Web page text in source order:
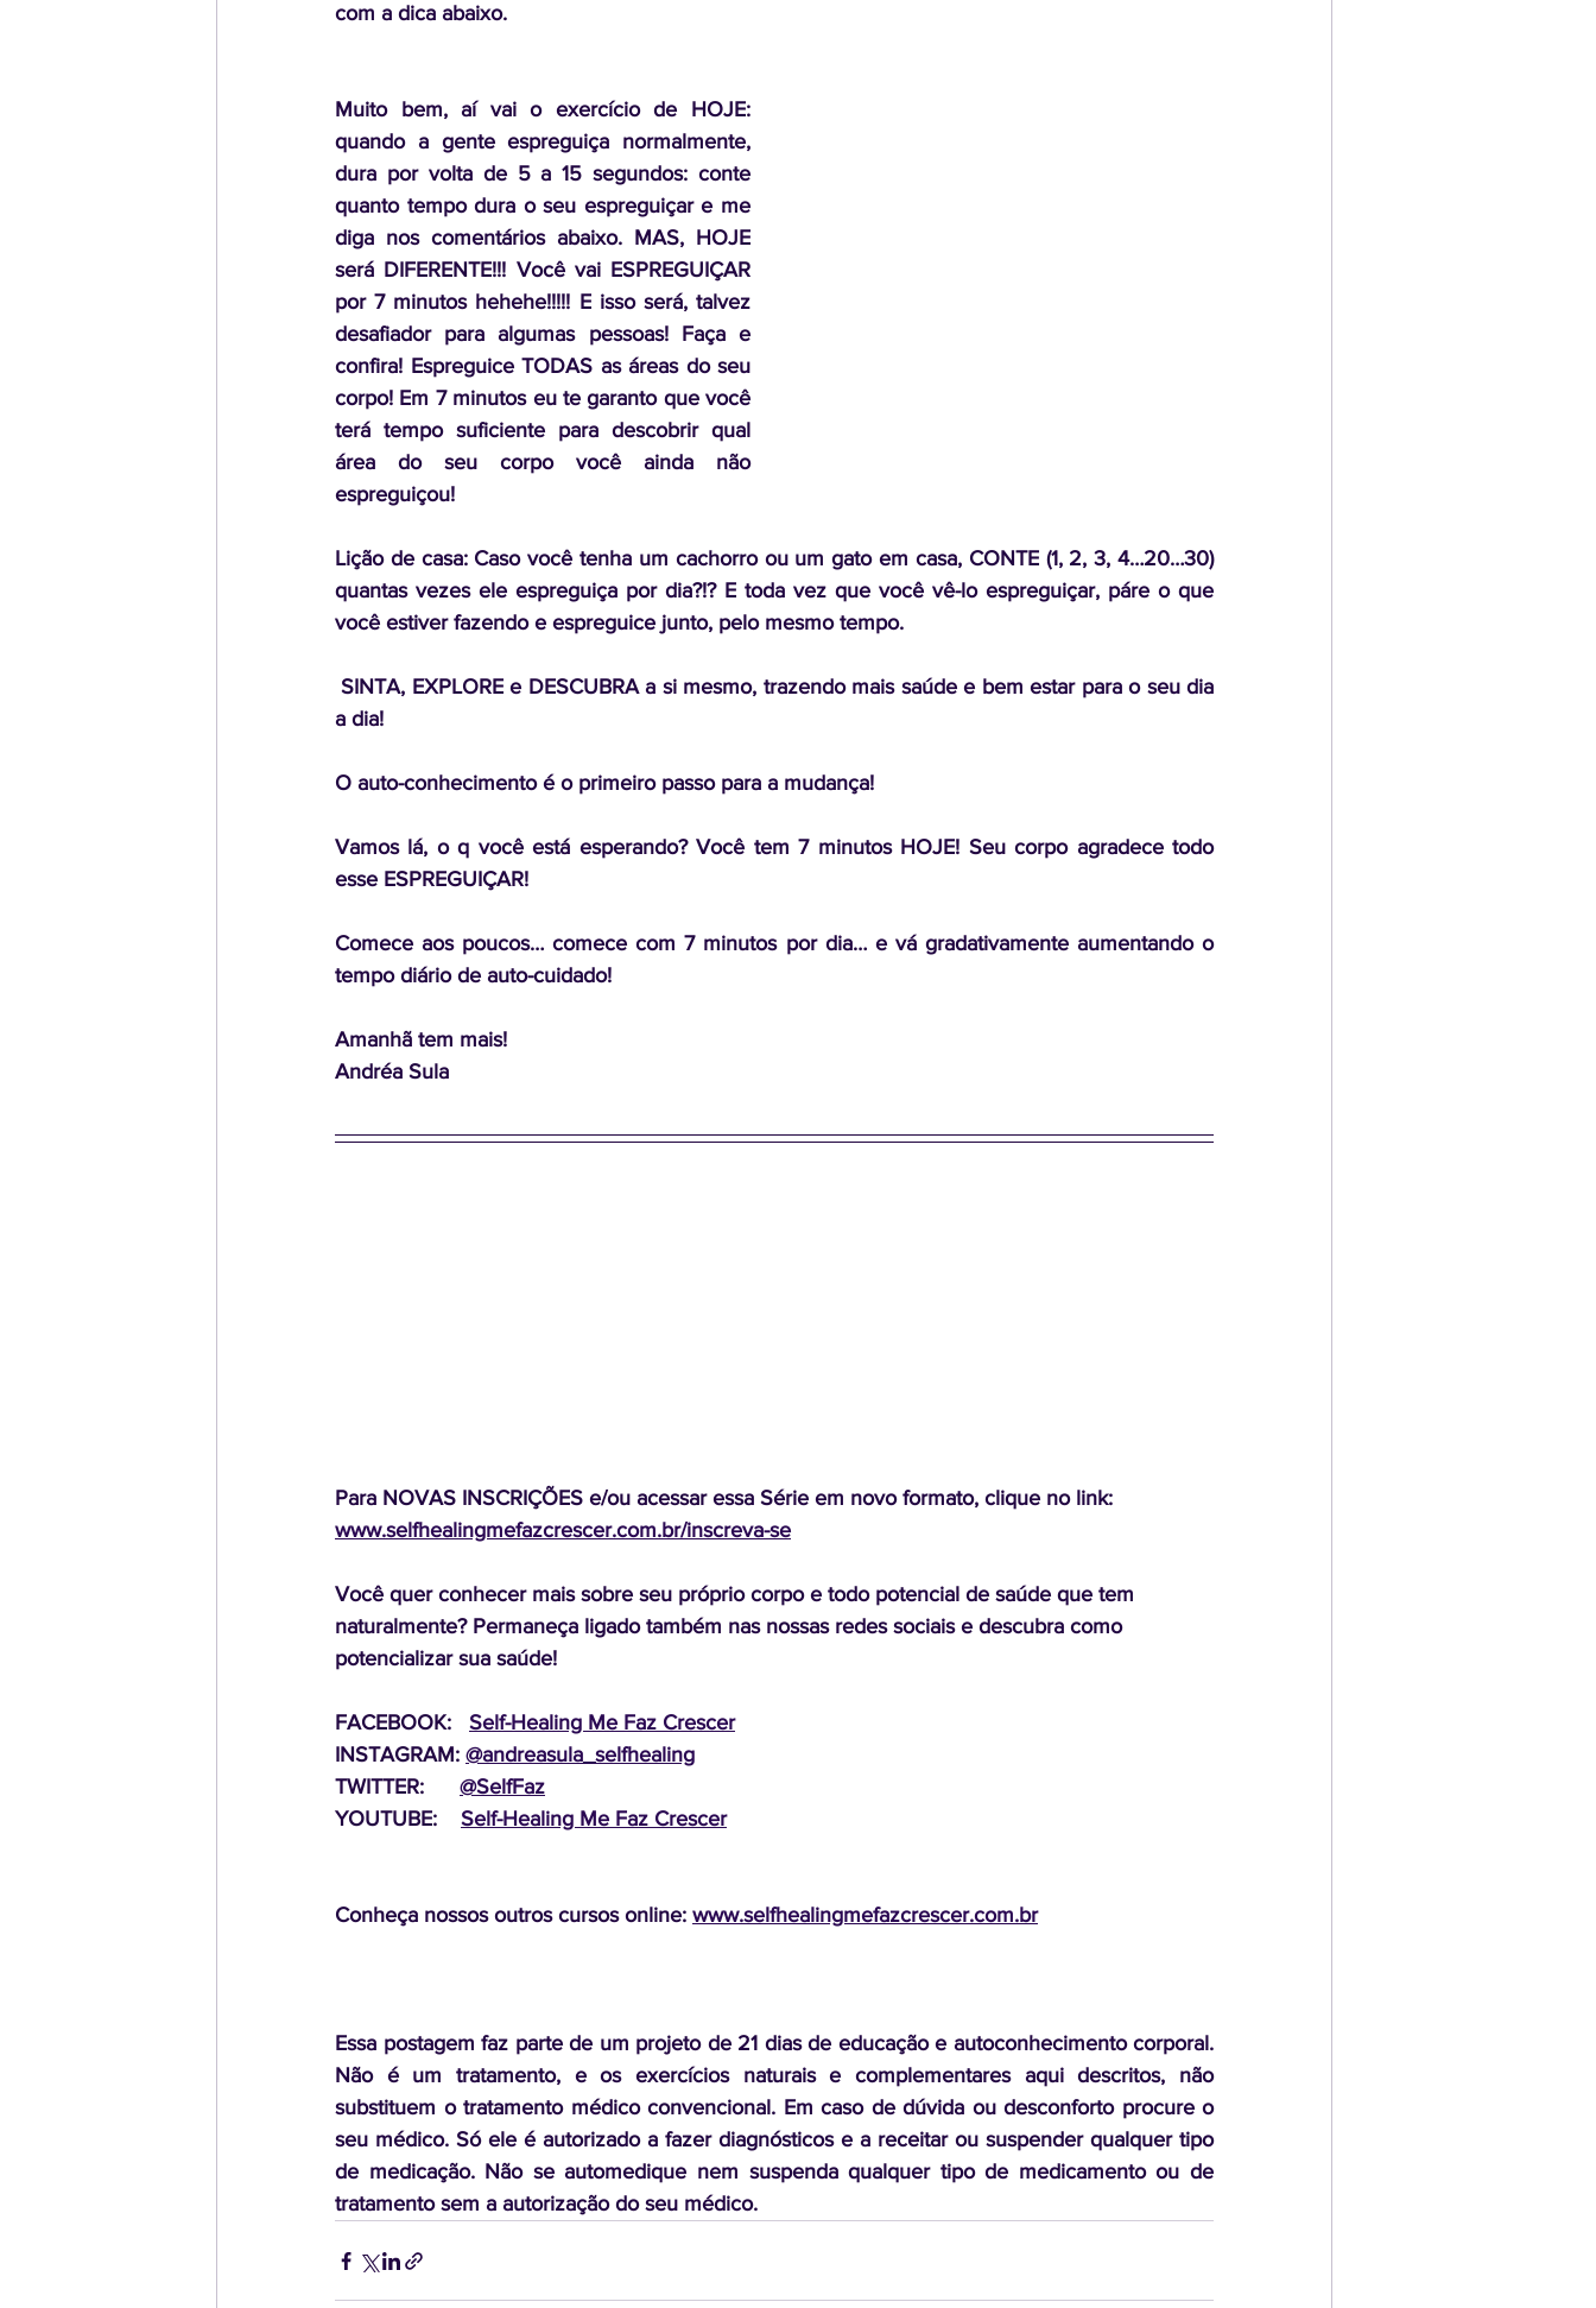
com a dica abaixo.
Muito bem, aí vai o exercício de HOJE:
quando a gente espreguiça normalmente,
dura por volta de 5 a 15 segundos: conte
quanto tempo dura o seu espreguiçar e me
diga nos comentários abaixo. MAS, HOJE
será DIFERENTE!!! Você vai ESPREGUIÇAR
por 7 minutos hehehe!!!!! E isso será, talvez
desafiador para algumas pessoas! Faça e
confira! Espreguice TODAS as áreas do seu
corpo! Em 7 minutos eu te garanto que você
terá tempo suficiente para descobrir qual
área do seu corpo você ainda não
espreguiçou!
Lição de casa: Caso você tenha um cachorro ou um gato em casa, CONTE (1, 2, 3, 4…20…30)
quantas vezes ele espreguiça por dia?!? E toda vez que você vê-lo espreguiçar, páre o que
você estiver fazendo e espreguice junto, pelo mesmo tempo.
SINTA, EXPLORE e DESCUBRA a si mesmo, trazendo mais saúde e bem estar para o seu dia
a dia!
O auto-conhecimento é o primeiro passo para a mudança!
Vamos lá, o q você está esperando? Você tem 7 minutos HOJE! Seu corpo agradece todo
esse ESPREGUIÇAR!
Comece aos poucos… comece com 7 minutos por dia… e vá gradativamente aumentando o
tempo diário de auto-cuidado!
Amanhã tem mais!
Andréa Sula
Para NOVAS INSCRIÇÕES e/ou acessar essa Série em novo formato, clique no link:
www.selfhealingmefazcrescer.com.br/inscreva-se
Você quer conhecer mais sobre seu próprio corpo e todo potencial de saúde que tem
naturalmente? Permaneça ligado também nas nossas redes sociais e descubra como
potencializar sua saúde!
FACEBOOK: Self-Healing Me Faz Crescer
INSTAGRAM: @andreasula_selfhealing
TWITTER: @SelfFaz
YOUTUBE: Self-Healing Me Faz Crescer
Conheça nossos outros cursos online: www.selfhealingmefazcrescer.com.br
Essa postagem faz parte de um projeto de 21 dias de educação e autoconhecimento corporal.
Não é um tratamento, e os exercícios naturais e complementares aqui descritos, não
substituem o tratamento médico convencional. Em caso de dúvida ou desconforto procure o
seu médico. Só ele é autorizado a fazer diagnósticos e a receitar ou suspender qualquer tipo
de medicação. Não se automedique nem suspenda qualquer tipo de medicamento ou de
tratamento sem a autorização do seu médico.